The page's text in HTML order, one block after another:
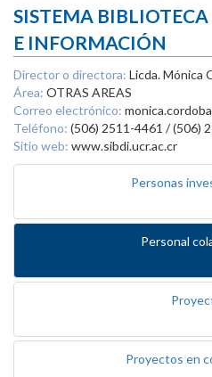
SISTEMA
E INFORMACIÓN
Director o directora: Licda. Mónica
Área: OTRAS AREAS
Correo electrónico:
Teléfono: (506) 2511-4461 / (506)
Sitio web: www.sibdi.ucr.ac.cr
Personas
Personal
Proyectos en